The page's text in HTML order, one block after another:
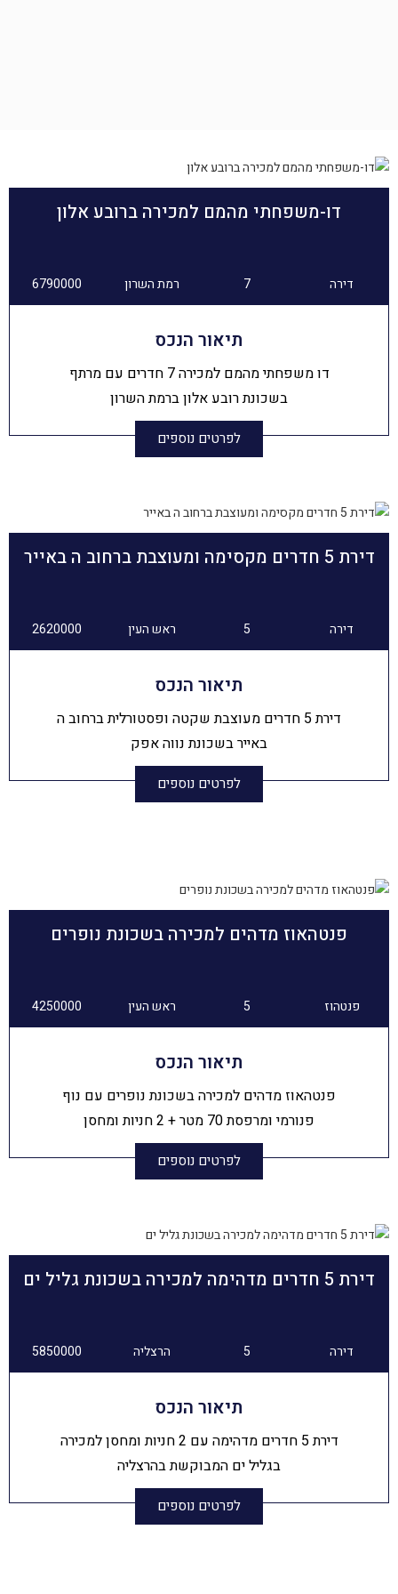
דו-משפחתי מהמם למכירה ברובע אלון
דירה 7 רמת השרון 6790000
תיאור הנכס
דו משפחתי מהמם למכירה 7 חדרים עם מרתף
בשכונת רובע אלון ברמת השרון
לפרטים נוספים
דירת 5 חדרים מקסימה ומעוצבת ברחוב ה באייר
דירה 5 ראש העין 2620000
תיאור הנכס
דירת 5 חדרים מעוצבת שקטה ופסטורלית ברחוב ה
באייר בשכונת נווה אפק
לפרטים נוספים
פנטהאוז מדהים למכירה בשכונת נופרים
פנטהוז 5 ראש העין 4250000
תיאור הנכס
פנטהאוז מדהים למכירה בשכונת נופרים עם נוף
פנורמי ומרפסת 70 מטר + 2 חניות ומחסן
לפרטים נוספים
דירת 5 חדרים מדהימה למכירה בשכונת גליל ים
דירה 5 הרצליה 5850000
תיאור הנכס
דירת 5 חדרים מדהימה עם 2 חניות ומחסן למכירה
בגליל ים המבוקשת בהרצליה
לפרטים נוספים